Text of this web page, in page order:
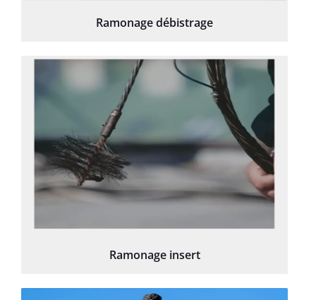
Ramonage débistrage
Ramonage insert